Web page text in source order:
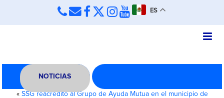
ES
NOTICIAS
« SSG reacreditó al Grupo de Ayuda Mutua en el municipio de